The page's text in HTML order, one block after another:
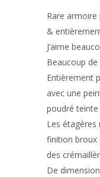
Rare armoire
&
J’aime
Beaucoup
Entièrement
avec une
poudré teinte
Les étagères
finition broux
des
De